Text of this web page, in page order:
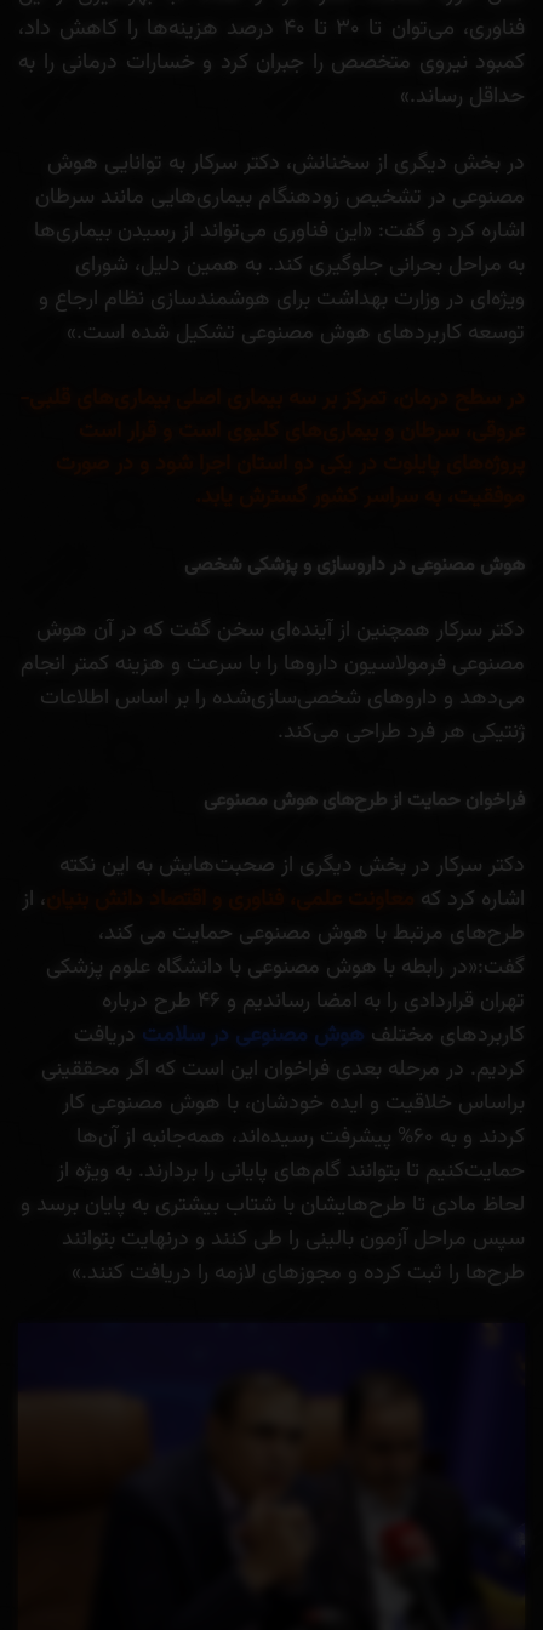
فناوری، می‌توان تا ۳۰ تا ۴۰ درصد هزینه‌ها را کاهش داد،
کمبود نیروی متخصص را جبران کرد و خسارات درمانی را به
حداقل رساند.»
در بخش دیگری از سخنانش، دکتر سرکار به توانایی هوش
مصنوعی در تشخیص زودهنگام بیماری‌هایی مانند سرطان
اشاره کرد و گفت: «این فناوری می‌تواند از رسیدن بیماری‌ها
به مراحل بحرانی جلوگیری کند. به همین دلیل، شورای
ویژه‌ای در وزارت بهداشت برای هوشمندسازی نظام ارجاع و
توسعه کاربردهای هوش مصنوعی تشکیل شده است.»
هوش مصنوعی در داروسازی و پزشکی شخصی
دکتر سرکار همچنین از آینده‌ای سخن گفت که در آن هوش
مصنوعی فرمولاسیون داروها را با سرعت و هزینه کمتر انجام
می‌دهد و داروهای شخصی‌سازی‌شده را بر اساس اطلاعات
ژنتیکی هر فرد طراحی می‌کند.
فراخوان حمایت از طرح‌های هوش مصنوعی
دکتر سرکار در بخش دیگری از صحبت‌هایش به این نکته
اشاره کرد که
، از
طرح‌های مرتبط با هوش مصنوعی حمایت می کند،
گفت:«در رابطه با هوش مصنوعی با دانشگاه علوم پزشکی
تهران قراردادی را به امضا رساندیم و ۴۶ طرح درباره
کاربردهای مختلف هوش مصنوعی در سلامت دریافت
کردیم. در مرحله بعدی فراخوان این است که اگر محققینی
براساس خلاقیت و ایده خودشان، با هوش مصنوعی کار
کردند و به ۶۰% پیشرفت رسیده‌اند، همه‌جانبه از آن‌ها
حمایت‌کنیم تا بتوانند گام‌های پایانی را بردارند. به ویژه از
لحاظ مادی تا طرح‌هایشان با شتاب بیشتری به پایان برسد و
سپس مراحل آزمون بالینی را طی کنند و درنهایت بتوانند
طرح‌ها را ثبت کرده و مجوزهای لازمه را دریافت کنند.»